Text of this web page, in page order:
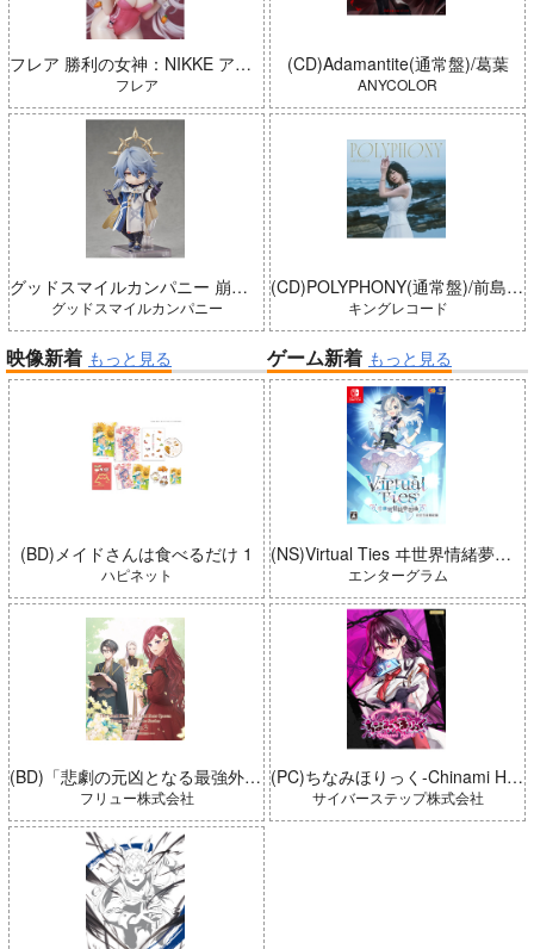
フレア 勝利の女神：NIKKE アリス：ワンダーランドバニー 完成品
フレア
グッドスマイルカンパニー 崩壊：スターレイル ねんどろいどどーる サンデー 完成品
グッドスマイルカンパニー
(CD)Adamantite(通常盤)/葛葉
ANYCOLOR
(CD)POLYPHONY(通常盤)/前島亜美
キングレコード
映像新着 もっと見る
(BD)メイドさんは食べるだけ 1
ハピネット
(BD)「悲劇の元凶となる最強外道ラスボス女王は民の為に尽くします。 Season2」BD-BOX 上巻
フリュー株式会社
ゲーム新着 もっと見る
(NS)Virtual Ties ヰ世界情緒夢想曲 完全生産限定版
エンターグラム
(PC)ちなみほりっく-Chinami Holic 特典付き 限定ボックス
サイバーステップ株式会社